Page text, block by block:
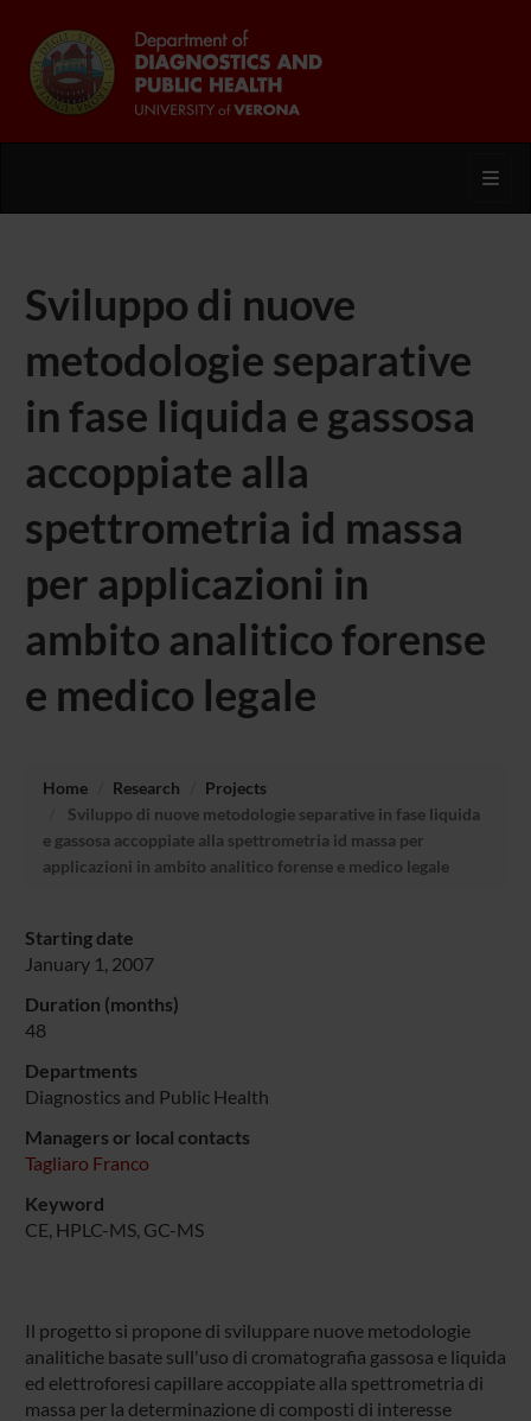
Sviluppo di nuove
metodologie separative
in fase liquida e gassosa
accoppiate alla
spettrometria id massa
per applicazioni in
ambito analitico forense
e medico legale
Home Research
Projects
Sviluppo di nuove metodologie separative in fase liquida
e gassosa accoppiate alla spettrometria id massa per
applicazioni in ambito analitico forense e medico legale
Starting date
January 1, 2007
Duration (months)
48
Departments
Diagnostics and Public Health
Managers or local contacts
Tagliaro Franco
Keyword
CE, HPLC-MS, GC-MS
Il progetto si propone di sviluppare nuove metodologie
analitiche basate sull'uso di cromatografia gassosa e liquida
ed elettroforesi capillare accoppiate alla spettrometria di
massa per la determinazione di composti di interesse